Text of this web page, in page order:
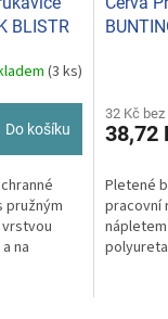
BLISTR
(3 ks)
Do košíku
pružným
na
32 Kč bez
38,72
Pletené
pracovní